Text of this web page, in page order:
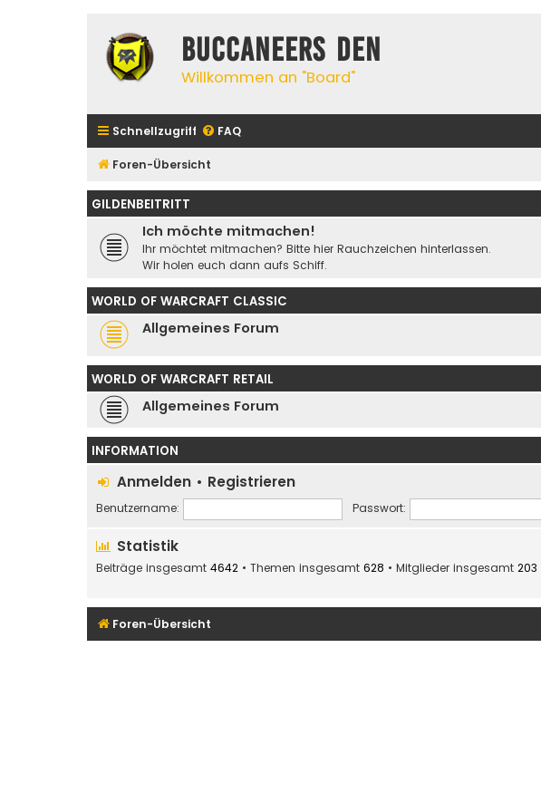
Buccaneers Den
Willkommen an "Board"
Schnellzugriff FAQ
Foren-Übersicht
GILDENBEITRITT
Ich möchte mitmachen!
Ihr möchtet mitmachen? Bitte hier Rauchzeichen hinterlassen.
Wir holen euch dann aufs Schiff.
WORLD OF WARCRAFT CLASSIC
Allgemeines Forum
WORLD OF WARCRAFT RETAIL
Allgemeines Forum
INFORMATION
Anmelden • Registrieren
Benutzername: Passwort:
Statistik
Beiträge insgesamt 4642 • Themen insgesamt 628 • Mitglieder insgesamt 203
Foren-Übersicht